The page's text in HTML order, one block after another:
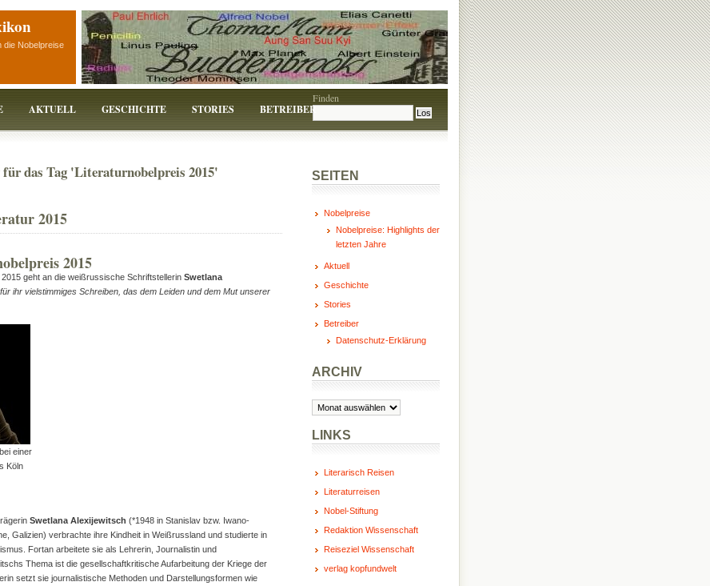
die Nobelpreise
AKTUELL GESCHICHTE STORIES BETREIBER
Finden
das Tag 'Literaturnobelpreis 2015'
2015
2015
geht an die weißrussische Schriftstellerin Swetlana
für ihr vielstimmiges Schreiben, das dem Leiden und dem Mut unserer
einer
Köln
Swetlana Alexijewitsch (*1948 in Stanislav bzw. Iwano-
Galizien) verbrachte ihre Kindheit in Weißrussland und studierte in
Fortan arbeitete sie als Lehrerin, Journalistin und
Thema ist die gesellschaftkritische Aufarbeitung der Kriege der
setzt sie journalistische Methoden und Darstellungsformen wie
SEITEN
Nobelpreise
Nobelpreise: Highlights der
letzten Jahre
Aktuell
Geschichte
Stories
Betreiber
Datenschutz-Erklärung
ARCHIV
Archiv
LINKS
Literarisch Reisen
Literaturreisen
Nobel-Stiftung
Redaktion Wissenschaft
Reiseziel Wissenschaft
verlag kopfundwelt